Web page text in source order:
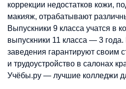
коррекции недостатков кожи,
макияж, отрабатывают
Выпускники 9 класса учатся в
выпускники 11 класса — 3
заведения гарантируют своим
и трудоустройство в салонах
Учёбы.ру — лучшие колледжи